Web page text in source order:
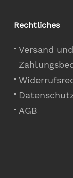
Rechtliches
Versand und
AGB